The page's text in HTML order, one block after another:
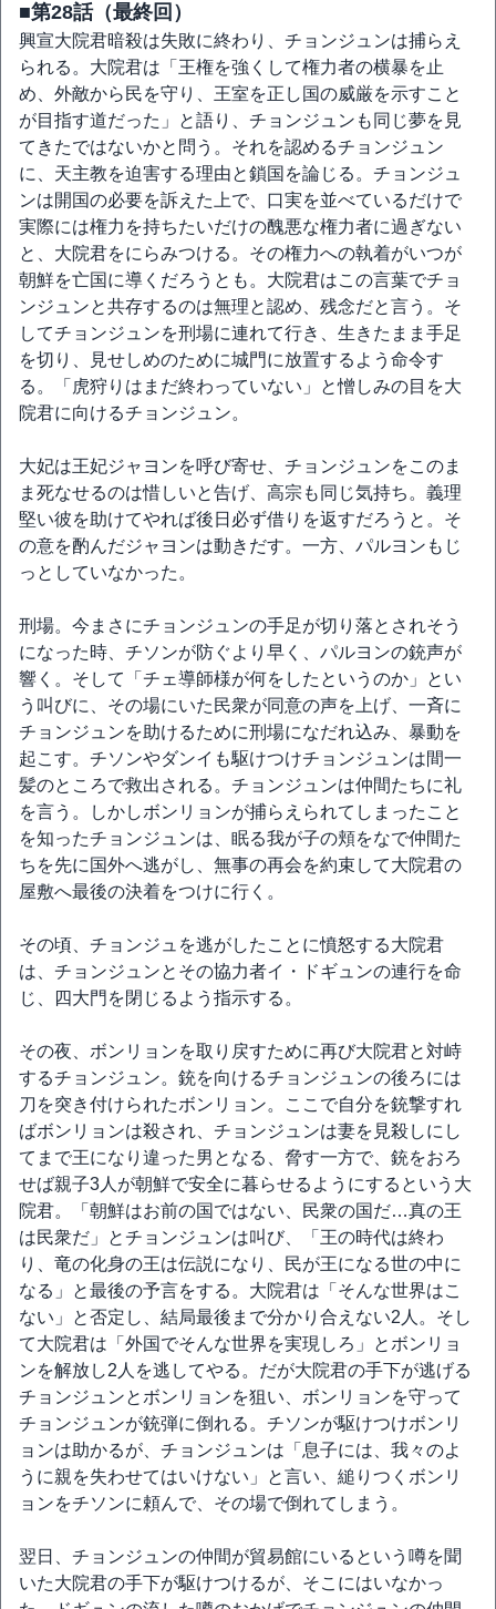
■第28話（最終回）
興宣大院君暗殺は失敗に終わり、チョンジュンは捕らえ
られる。大院君は「王権を強くして権力者の横暴を止
め、外敵から民を守り、王室を正し国の威厳を示すこと
が目指す道だった」と語り、チョンジュンも同じ夢を見
てきたではないかと問う。それを認めるチョンジュン
に、天主教を迫害する理由と鎖国を論じる。チョンジュ
ンは開国の必要を訴えた上で、口実を並べているだけで
実際には権力を持ちたいだけの醜悪な権力者に過ぎない
と、大院君をにらみつける。その権力への執着がいつが
朝鮮を亡国に導くだろうとも。大院君はこの言葉でチョ
ンジュンと共存するのは無理と認め、残念だと言う。そ
してチョンジュンを刑場に連れて行き、生きたまま手足
を切り、見せしめのために城門に放置するよう命令す
る。「虎狩りはまだ終わっていない」と憎しみの目を大
院君に向けるチョンジュン。
大妃は王妃ジャヨンを呼び寄せ、チョンジュンをこのま
ま死なせるのは惜しいと告げ、高宗も同じ気持ち。義理
堅い彼を助けてやれば後日必ず借りを返すだろうと。そ
の意を酌んだジャヨンは動きだす。一方、パルヨンもじ
っとしていなかった。
刑場。今まさにチョンジュンの手足が切り落とされそう
になった時、チソンが防ぐより早く、パルヨンの銃声が
響く。そして「チェ導師様が何をしたというのか」とい
う叫びに、その場にいた民衆が同意の声を上げ、一斉に
チョンジュンを助けるために刑場になだれ込み、暴動を
起こす。チソンやダンイも駆けつけチョンジュンは間一
髪のところで救出される。チョンジュンは仲間たちに礼
を言う。しかしボンリョンが捕らえられてしまったこと
を知ったチョンジュンは、眠る我が子の頬をなで仲間た
ちを先に国外へ逃がし、無事の再会を約束して大院君の
屋敷へ最後の決着をつけに行く。
その頃、チョンジュを逃がしたことに憤怒する大院君
は、チョンジュンとその協力者イ・ドギュンの連行を命
じ、四大門を閉じるよう指示する。
その夜、ボンリョンを取り戻すために再び大院君と対峙
するチョンジュン。銃を向けるチョンジュンの後ろには
刀を突き付けられたボンリョン。ここで自分を銃撃すれ
ばボンリョンは殺され、チョンジュンは妻を見殺しにし
てまで王になり違った男となる、脅す一方で、銃をおろ
せば親子3人が朝鮮で安全に暮らせるようにするという大
院君。「朝鮮はお前の国ではない、民衆の国だ…真の王
は民衆だ」とチョンジュンは叫び、「王の時代は終わ
り、竜の化身の王は伝説になり、民が王になる世の中に
なる」と最後の予言をする。大院君は「そんな世界はこ
ない」と否定し、結局最後まで分かり合えない2人。そし
て大院君は「外国でそんな世界を実現しろ」とボンリョ
ンを解放し2人を逃してやる。だが大院君の手下が逃げる
チョンジュンとボンリョンを狙い、ボンリョンを守って
チョンジュンが銃弾に倒れる。チソンが駆けつけボンリ
ョンは助かるが、チョンジュンは「息子には、我々のよ
うに親を失わせてはいけない」と言い、縋りつくボンリ
ョンをチソンに頼んで、その場で倒れてしまう。
翌日、チョンジュンの仲間が貿易館にいるという噂を聞
いた大院君の手下が駆けつけるが、そこにはいなかっ